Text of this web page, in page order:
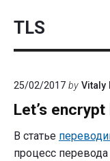
TLS
25/02/2017 by Vitaly
Let’s encrypt
В статье
процесс